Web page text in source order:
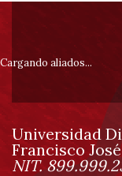
pie
de
página
Cargando aliados...
Información
Universidad
Francisco
NIT.